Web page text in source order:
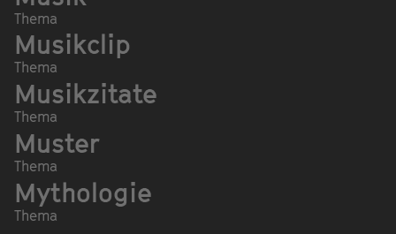
Thema
Musikclip
Thema
Musikzitate
Thema
Muster
Thema
Mythologie
Thema